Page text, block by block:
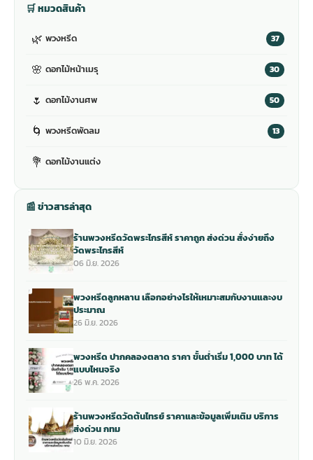
🛒 หมวดสินค้า
🌿 พวงหรีด 37
🌸 ดอกไม้หน้าเมรุ 30
🌷 ดอกไม้งานศพ 50
🌀 พวงหรีดพัดลม 13
💐 ดอกไม้งานแต่ง
📰 ข่าวสารล่าสุด
ร้านพวงหรีดวัดพระไกรสีห์ ราคาถูก ส่งด่วน สั่งง่ายถึง
วัดพระไกรสีห์
06 มิ.ย. 2026
พวงหรีดลูกหลาน เลือกอย่างไรให้เหมาะสมกับงานและงบ
ประมาณ
26 มิ.ย. 2026
พวงหรีด ปากคลองตลาด ราคา ขั้นต่ำเริ่ม 1,000 บาท ได้
แบบไหนจริง
26 พ.ค. 2026
ร้านพวงหรีดวัดต้นไทรย์ ราคาและข้อมูลเพิ่มเติม บริการ
ส่งด่วน กทม
10 มิ.ย. 2026